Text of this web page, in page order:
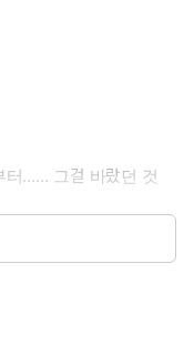
게는 과격하고 잔혹하
감을 지니고 있다.
진에게만 내보이게 된
욕망을 각기 다른 방식
운 취향 맛집 역하렘물
이렇게 나밖에 모르는
터…… 그걸 바랐던 것
거리면서.